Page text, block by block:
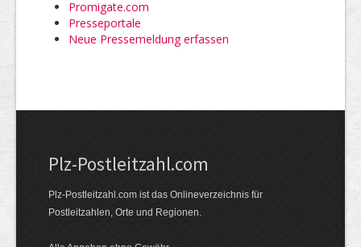
Promigate.com
Presseportale
Neue Pressemeldung erfassen
Plz-Postleitzahl.com
Plz-Postleitzahl.com ist das Onlineverzeichnis für
Postleitzahlen, Orte und Regionen.